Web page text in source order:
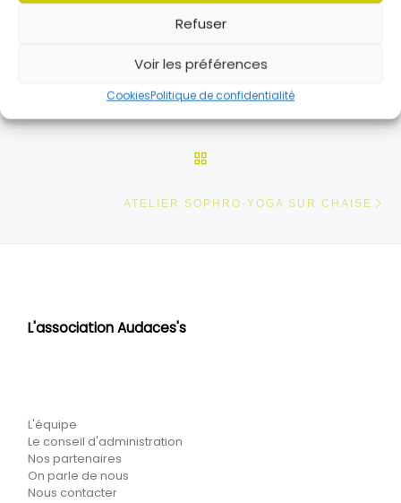
Refuser
Voir les préférences
CookiesPolitique de confidentialité
Parcourir les articles
Article précédent
ATELIER SOPHRO-YOGA SUR CHAISE
L'association Audaces's
L'équipe
Le conseil d'administration
Nos partenaires
On parle de nous
Nous contacter